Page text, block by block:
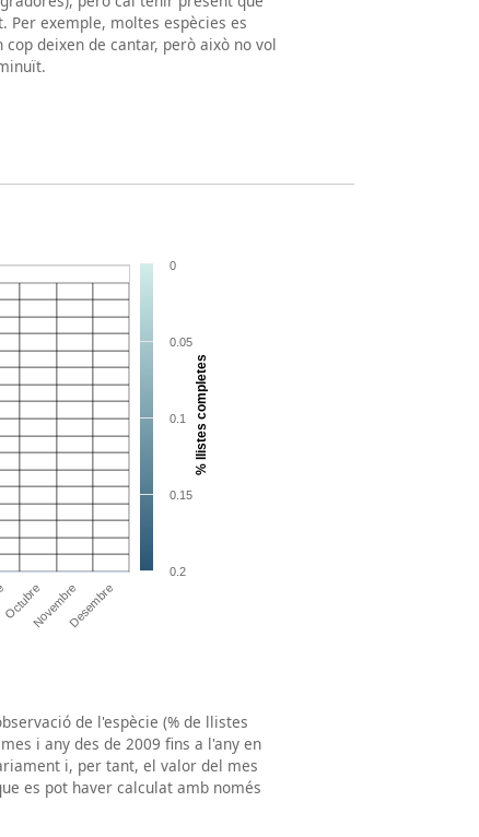
exemple, moltes espècies es
deixen de cantar, però això no vol
de l'espècie (% de llistes
i any des de 2009 fins a l'any en
i, per tant, el valor del mes
es pot haver calculat amb només